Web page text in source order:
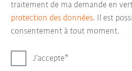
traitement de ma demande en
protection des données. Il est
consentement à tout moment.
J’accepte